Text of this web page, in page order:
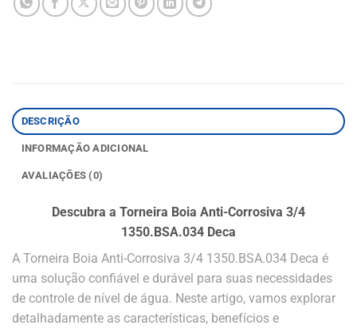
DESCRIÇÃO
INFORMAÇÃO ADICIONAL
AVALIAÇÕES (0)
Descubra a Torneira Boia Anti-Corrosiva 3/4
1350.BSA.034 Deca
A Torneira Boia Anti-Corrosiva 3/4 1350.BSA.034 Deca é
uma solução confiável e durável para suas necessidades
de controle de nível de água. Neste artigo, vamos explorar
detalhadamente as características, benefícios e